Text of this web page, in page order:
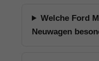
Welche Ford
Neuwagen